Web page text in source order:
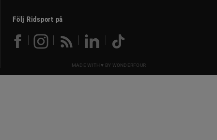
Följ Ridsport på
MADE WITH ♥ BY WONDERFOUR